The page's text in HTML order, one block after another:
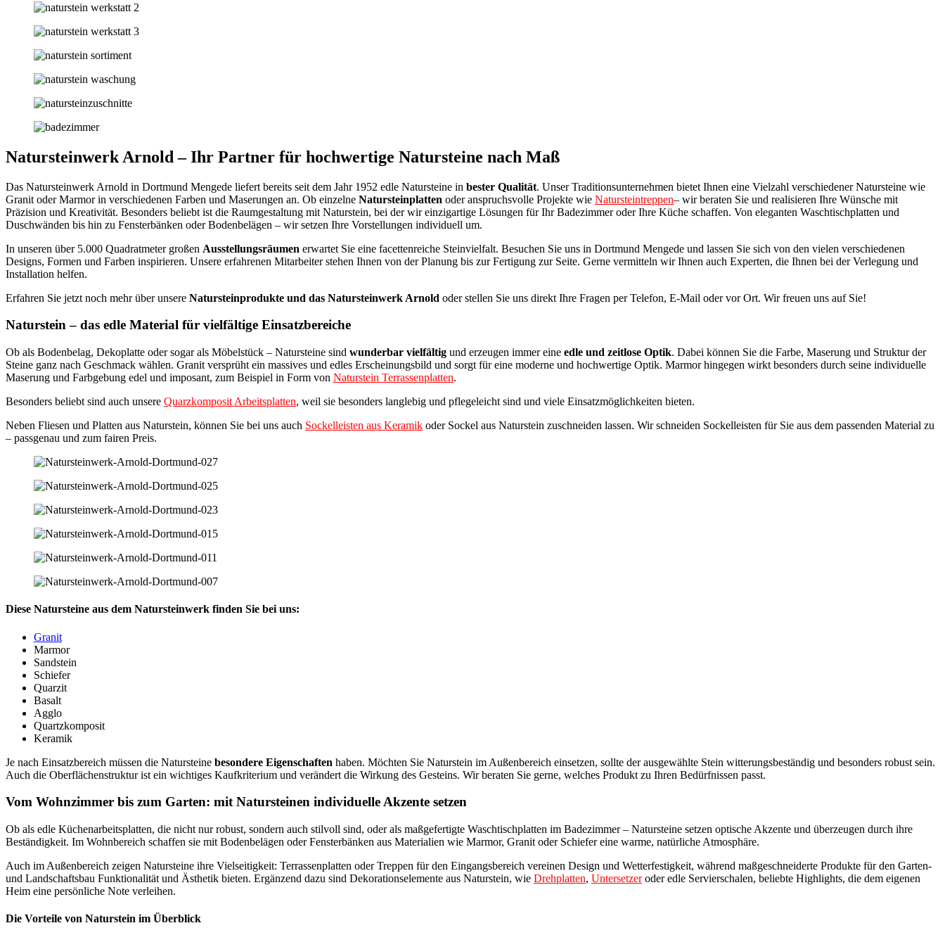
Natursteinwerk Arnold – Ihr Partner für hochwertige Natursteine nach Maß
Das Natursteinwerk Arnold in Dortmund Mengede liefert bereits seit dem Jahr 1952 edle Natursteine in bester Qualität. Unser Traditionsunternehmen bietet Ihnen eine Vielzahl verschiedener Natursteine wie
Granit oder Marmor in verschiedenen Farben und Maserungen an. Ob einzelne Natursteinplatten oder anspruchsvolle Projekte wie Natursteintreppen– wir beraten Sie und realisieren Ihre Wünsche mit
Präzision und Kreativität. Besonders beliebt ist die Raumgestaltung mit Naturstein, bei der wir einzigartige Lösungen für Ihr Badezimmer oder Ihre Küche schaffen. Von eleganten Waschtischplatten und
Duschwänden bis hin zu Fensterbänken oder Bodenbelägen – wir setzen Ihre Vorstellungen individuell um.
In unseren über 5.000 Quadratmeter großen Ausstellungsräumen erwartet Sie eine facettenreiche Steinvielfalt. Besuchen Sie uns in Dortmund Mengede und lassen Sie sich von den vielen verschiedenen
Designs, Formen und Farben inspirieren. Unsere erfahrenen Mitarbeiter stehen Ihnen von der Planung bis zur Fertigung zur Seite. Gerne vermitteln wir Ihnen auch Experten, die Ihnen bei der Verlegung und
Installation helfen.
Erfahren Sie jetzt noch mehr über unsere Natursteinprodukte und das Natursteinwerk Arnold oder stellen Sie uns direkt Ihre Fragen per Telefon, E-Mail oder vor Ort. Wir freuen uns auf Sie!
Naturstein – das edle Material für vielfältige Einsatzbereiche
Ob als Bodenbelag, Dekoplatte oder sogar als Möbelstück – Natursteine sind wunderbar vielfältig und erzeugen immer eine edle und zeitlose Optik. Dabei können Sie die Farbe, Maserung und Struktur der
Steine ganz nach Geschmack wählen. Granit versprüht ein massives und edles Erscheinungsbild und sorgt für eine moderne und hochwertige Optik. Marmor hingegen wirkt besonders durch seine individuelle
Maserung und Farbgebung edel und imposant, zum Beispiel in Form von Naturstein Terrassenplatten.
Besonders beliebt sind auch unsere Quarzkomposit Arbeitsplatten, weil sie besonders langlebig und pflegeleicht sind und viele Einsatzmöglichkeiten bieten.
Neben Fliesen und Platten aus Naturstein, können Sie bei uns auch Sockelleisten aus Keramik oder Sockel aus Naturstein zuschneiden lassen. Wir schneiden Sockelleisten für Sie aus dem passenden Material zu
– passgenau und zum fairen Preis.
Diese Natursteine aus dem Natursteinwerk finden Sie bei uns:
Granit
Marmor
Sandstein
Schiefer
Quarzit
Basalt
Agglo
Quartzkomposit
Keramik
Je nach Einsatzbereich müssen die Natursteine besondere Eigenschaften haben. Möchten Sie Naturstein im Außenbereich einsetzen, sollte der ausgewählte Stein witterungsbeständig und besonders robust sein.
Auch die Oberflächenstruktur ist ein wichtiges Kaufkriterium und verändert die Wirkung des Gesteins. Wir beraten Sie gerne, welches Produkt zu Ihren Bedürfnissen passt.
Vom Wohnzimmer bis zum Garten: mit Natursteinen individuelle Akzente setzen
Ob als edle Küchenarbeitsplatten, die nicht nur robust, sondern auch stilvoll sind, oder als maßgefertigte Waschtischplatten im Badezimmer – Natursteine setzen optische Akzente und überzeugen durch ihre
Beständigkeit. Im Wohnbereich schaffen sie mit Bodenbelägen oder Fensterbänken aus Materialien wie Marmor, Granit oder Schiefer eine warme, natürliche Atmosphäre.
Auch im Außenbereich zeigen Natursteine ihre Vielseitigkeit: Terrassenplatten oder Treppen für den Eingangsbereich vereinen Design und Wetterfestigkeit, während maßgeschneiderte Produkte für den Garten-
und Landschaftsbau Funktionalität und Ästhetik bieten. Ergänzend dazu sind Dekorationselemente aus Naturstein, wie Drehplatten, Untersetzeroder edle Servierschalen, beliebte Highlights, die dem eigenen
Heim eine persönliche Note verleihen.
Die Vorteile von Naturstein im Überblick